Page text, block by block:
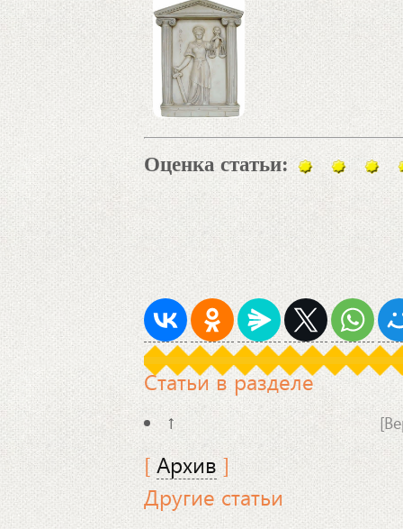
Оценка статьи:
Статьи в разделе
↑
[Архив]
Другие статьи